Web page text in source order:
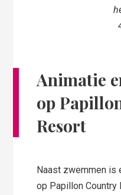
Animatie
op
Resort
Naast zwemmen is
op Papillon Country